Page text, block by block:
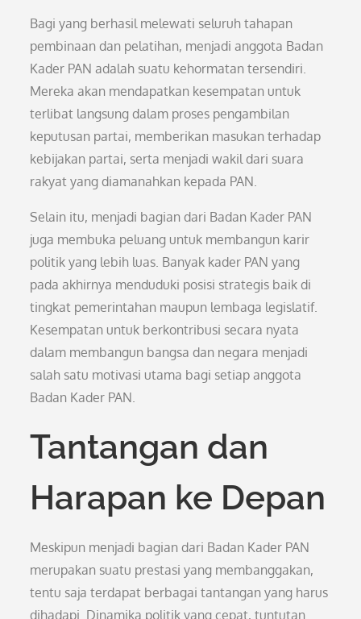
Bagi yang berhasil melewati seluruh tahapan
pembinaan dan pelatihan, menjadi anggota Badan
Kader PAN adalah suatu kehormatan tersendiri.
Mereka akan mendapatkan kesempatan untuk
terlibat langsung dalam proses pengambilan
keputusan partai, memberikan masukan terhadap
kebijakan partai, serta menjadi wakil dari suara
rakyat yang diamanahkan kepada PAN.
Selain itu, menjadi bagian dari Badan Kader PAN
juga membuka peluang untuk membangun karir
politik yang lebih luas. Banyak kader PAN yang
pada akhirnya menduduki posisi strategis baik di
tingkat pemerintahan maupun lembaga legislatif.
Kesempatan untuk berkontribusi secara nyata
dalam membangun bangsa dan negara menjadi
salah satu motivasi utama bagi setiap anggota
Badan Kader PAN.
Tantangan dan
Harapan ke Depan
Meskipun menjadi bagian dari Badan Kader PAN
merupakan suatu prestasi yang membanggakan,
tentu saja terdapat berbagai tantangan yang harus
dihadapi. Dinamika politik yang cepat, tuntutan